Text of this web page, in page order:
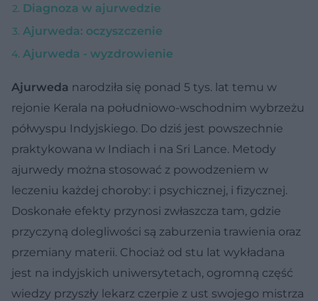
Diagnoza w ajurwedzie
Ajurweda: oczyszczenie
Ajurweda - wyzdrowienie
Ajurweda narodziła się ponad 5 tys. lat temu w
rejonie Kerala na południowo-wschodnim wybrzeżu
półwyspu Indyjskiego. Do dziś jest powszechnie
praktykowana w Indiach i na Sri Lance. Metody
ajurwedy można stosować z powodzeniem w
leczeniu każdej choroby: i psychicznej, i fizycznej.
Doskonałe efekty przynosi zwłaszcza tam, gdzie
przyczyną dolegliwości są zaburzenia trawienia oraz
przemiany materii. Chociaż od stu lat wykładana
jest na indyjskich uniwersytetach, ogromną część
wiedzy przyszły lekarz czerpie z ust swojego mistrza